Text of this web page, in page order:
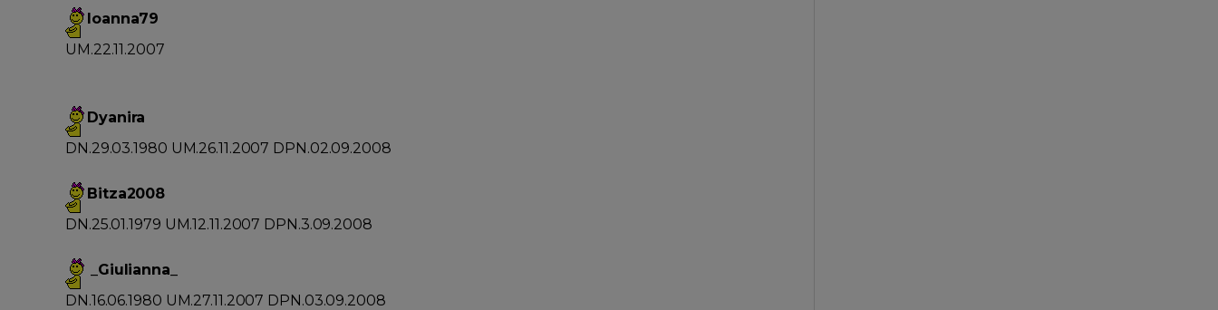
Ioanna79
UM.22.11.2007
Dyanira
DN.29.03.1980 UM.26.11.2007 DPN.02.09.2008
Bitza2008
DN.25.01.1979 UM.12.11.2007 DPN.3.09.2008
_Giulianna_
DN.16.06.1980 UM.27.11.2007 DPN.03.09.2008